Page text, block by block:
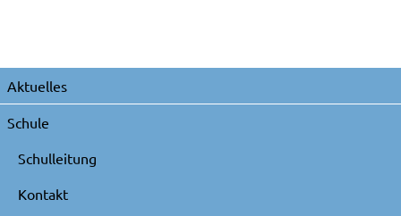
Navigation
überspringen
Aktuelles
Schule
Schulleitung
Kontakt